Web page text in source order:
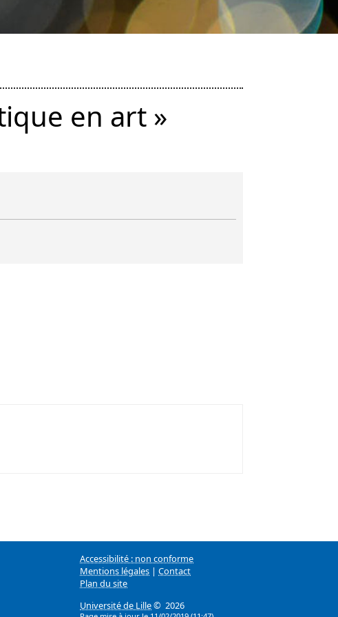
en art »
Accessibilité : non conforme
Mentions légales | Contact
Plan du site
Université de Lille© 2026